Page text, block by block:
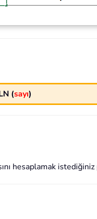
(sayı)
hesaplamak istediğiniz